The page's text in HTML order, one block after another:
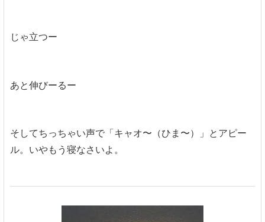
じゃ立つー
あと伸びーるー
そしてちっちゃい声で「キャオ〜（ひま〜）」とアピー
ル。いやもう寝なさいよ。